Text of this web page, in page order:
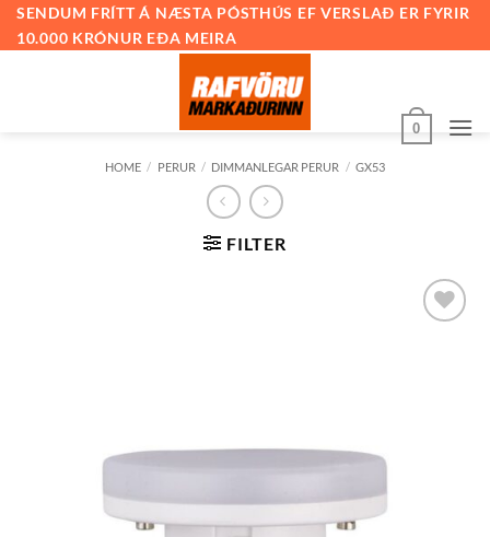
SkipSENDUM FRÍTT Á NÆSTA PÓSTHÚS EF VERSLAÐ ER FYRIR
10.000 KRÓNUR EÐA MEIRA
0
HOME / PERUR / DIMMANLEGAR PERUR / GX53
FILTER